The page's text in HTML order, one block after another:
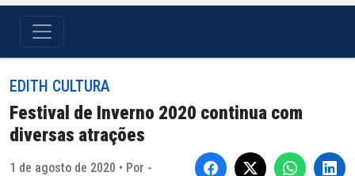
EDITH CULTURA
Festival de Inverno 2020 continua com
diversas atrações
1 de agosto de 2020 • Por -